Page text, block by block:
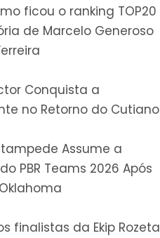
ficou o ranking TOP20
de Marcelo Generoso
Conquista a
no Retorno do Cutiano
Assume a
PBR Teams 2026 Após
finalistas da Ekip Rozeta